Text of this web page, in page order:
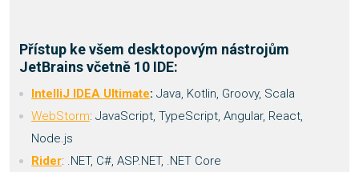
Přístup ke všem desktopovým nástrojům
JetBrains včetně 10 IDE:
IntelliJ IDEA Ultimate: Java, Kotlin, Groovy, Scala
WebStorm: JavaScript, TypeScript, Angular, React,
Node.js
Rider: .NET, C#, ASP.NET, .NET Core